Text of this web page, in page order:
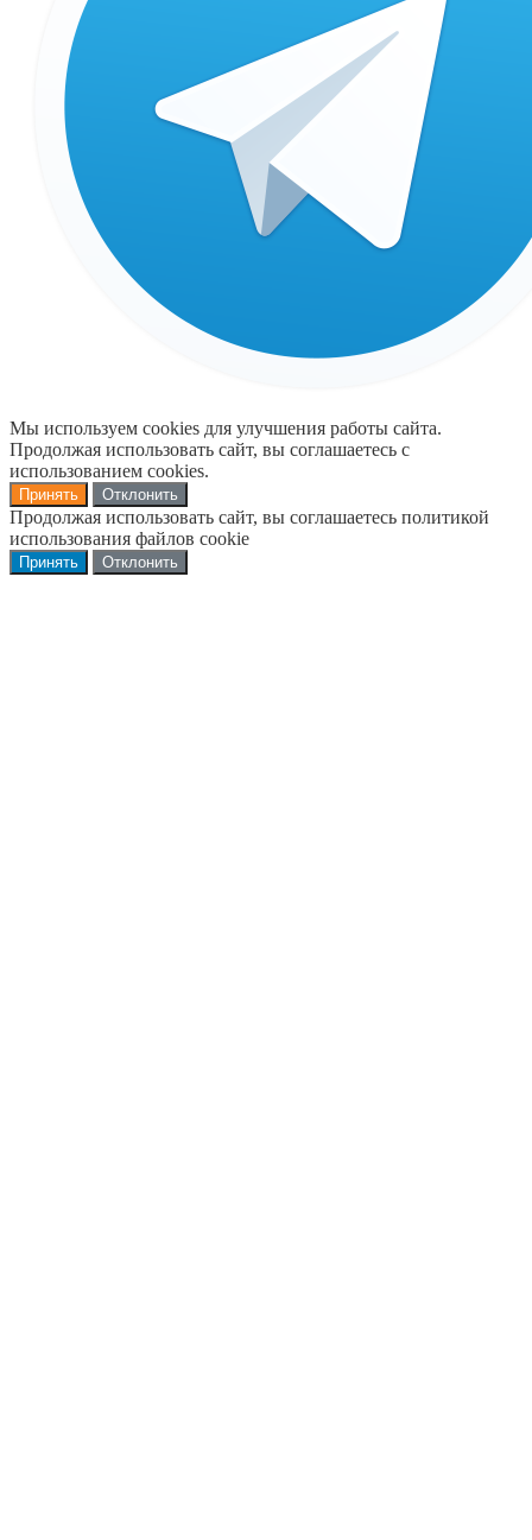
Мы используем cookies для улучшения работы сайта.
Продолжая использовать сайт, вы соглашаетесь с
использованием cookies.
Принять Отклонить
Продолжая использовать сайт, вы соглашаетесь политикой
использования файлов cookie
Принять Отклонить